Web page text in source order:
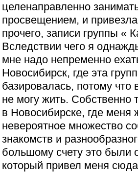
целенаправленно
просвещением, и
прочего, записи группы «
Вследствии чего я
мне надо непременно
Новосибирск, где эта
базировалась, потому что
не могу жить. Собственно
в Новосибирске, где меня
невероятное множество
знакомств и
большому счету это были
который привел меня